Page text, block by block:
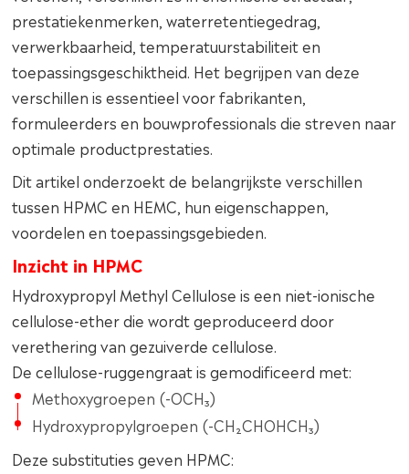
prestatiekenmerken, waterretentiegedrag,
verwerkbaarheid, temperatuurstabiliteit en
toepassingsgeschiktheid. Het begrijpen van deze
verschillen is essentieel voor fabrikanten,
formuleerders en bouwprofessionals die streven naar
optimale productprestaties.
Dit artikel onderzoekt de belangrijkste verschillen
tussen HPMC en HEMC, hun eigenschappen,
voordelen en toepassingsgebieden.
Inzicht in HPMC
Hydroxypropyl Methyl Cellulose is een niet-ionische
cellulose-ether die wordt geproduceerd door
verethering van gezuiverde cellulose.
De cellulose-ruggengraat is gemodificeerd met:
Methoxygroepen (-OCH₃)
Hydroxypropylgroepen (-CH₂CHOHCH₃)
Deze substituties geven HPMC: